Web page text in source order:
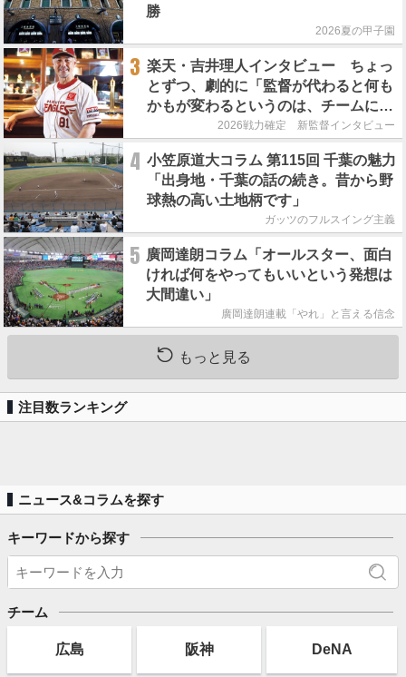
勝
2026夏の甲子園
3 楽天・吉井理人インタビュー ちょっ
とずつ、劇的に「監督が代わると何も
かもが変わるというのは、チームにと
って良くないことなんです」
2026戦力確定 新監督インタビュー
4 小笠原道大コラム 第115回 千葉の魅力
「出身地・千葉の話の続き。昔から野
球熱の高い土地柄です」
ガッツのフルスイング主義
5 廣岡達朗コラム「オールスター、面白
ければ何をやってもいいという発想は
大間違い」
廣岡達朗連載「やれ」と言える信念
もっと見る
注目数ランキング
ニュース&コラムを探す
キーワードから探す
チーム
広島 阪神 DeNA